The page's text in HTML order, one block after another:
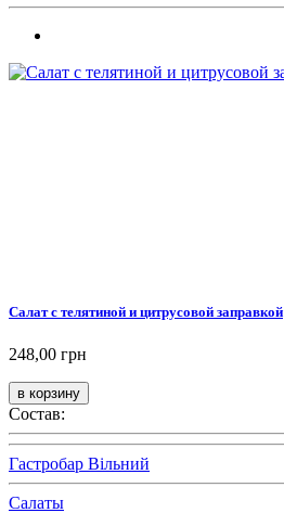
Салат с телятиной и цитрусовой заправкой
248,00 грн
Состав:
Гастробар Вільний
Салаты